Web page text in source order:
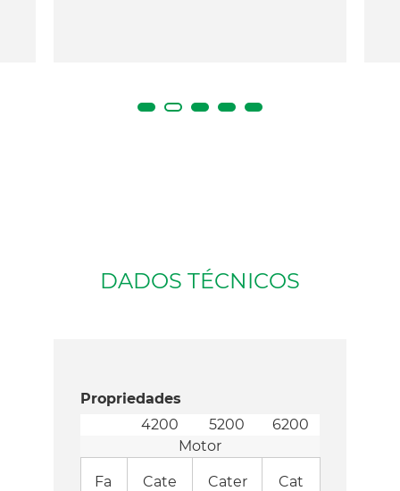
DADOS TÉCNICOS
Propriedades
4200
5200
6200
Motor
Fa
Cate
Cater
Cat